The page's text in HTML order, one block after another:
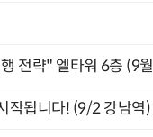
전략" 엘타워 6층 (9
작됩니다! (9/2 강남역)